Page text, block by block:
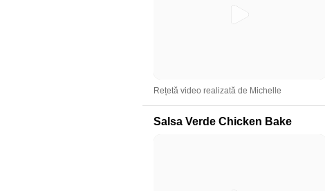
Rețetă video realizată de Michelle
Salsa Verde Chicken Bake